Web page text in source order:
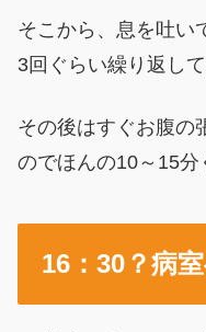
そこから、息を吐い
3回ぐらい繰り返して
その後はすぐお腹の
のでほんの10～15分
16：30？病